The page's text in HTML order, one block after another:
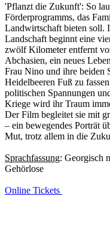
'Pflanzt die Zukunft': So
Förderprogramms, das
Landwirtschaft bieten soll.
Landschaft beginnt eine
zwölf Kilometer entfernt
Abchasien, ein neues
Frau Nino und ihre beiden
Heidelbeeren Fuß zu
politischen Spannungen
Kriege wird ihr Traum
Der Film begleitet sie mit
– ein bewegendes Porträt
Mut, trotz allem in die
Sprachfassung: Georgisch
Gehörlose
Online Tickets